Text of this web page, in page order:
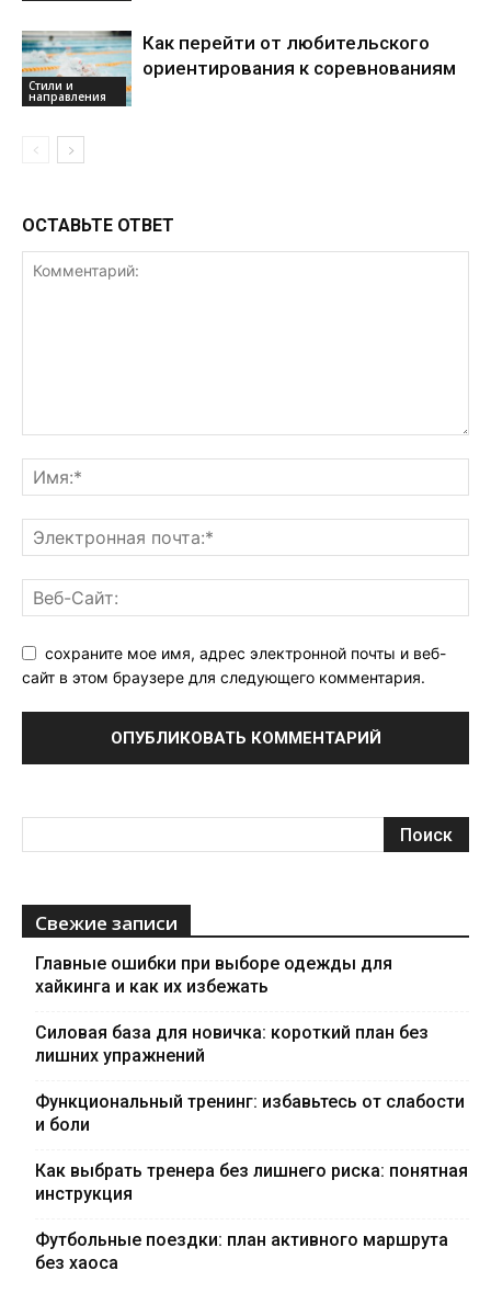
Стили и
направления
Как перейти от любительского
ориентирования к соревнованиям
ОСТАВЬТЕ ОТВЕТ
сохраните мое имя, адрес электронной почты и веб-
сайт в этом браузере для следующего комментария.
Свежие записи
Главные ошибки при выборе одежды для
хайкинга и как их избежать
Силовая база для новичка: короткий план без
лишних упражнений
Функциональный тренинг: избавьтесь от слабости
и боли
Как выбрать тренера без лишнего риска: понятная
инструкция
Футбольные поездки: план активного маршрута
без хаоса